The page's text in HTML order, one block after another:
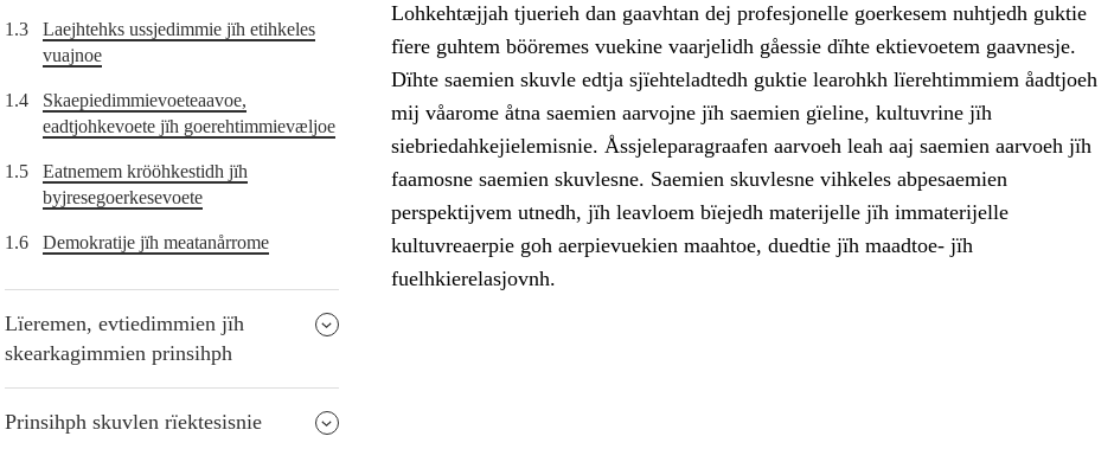
1.3
Laejhtehks ussjedimmie jïh etihkeles
vuajnoe
1.4
Skaepiedimmievoeteaavoe,
eadtjohkevoete jïh goerehtimmievæljoe
1.5
Eatnemem krööhkestidh jïh
byjresegoerkesevoete
1.6 Demokratije jïh meatanårrome
Lïeremen, evtiedimmien jïh
skearkagimmien prinsihph
Prinsihph skuvlen rïektesisnie
Lohkehtæjjah tjuerieh dan gaavhtan dej profesjonelle goerkesem nuhtjedh guktie
fïere guhtem bööremes vuekine vaarjelidh gåessie dïhte ektievoetem gaavnesje.
Dïhte saemien skuvle edtja sjïehteladtedh guktie learohkh lïerehtimmiem åadtjoeh
mij våarome åtna saemien aarvojne jïh saemien gïeline, kultuvrine jïh
siebriedahkejielemisnie. Åssjeleparagraafen aarvoeh leah aaj saemien aarvoeh jïh
faamosne saemien skuvlesne. Saemien skuvlesne vihkeles abpesaemien
perspektijvem utnedh, jïh leavloem bïejedh materijelle jïh immaterijelle
kultuvreaerpie goh aerpievuekien maahtoe, duedtie jïh maadtoe- jïh
fuelhkierelasjovnh.